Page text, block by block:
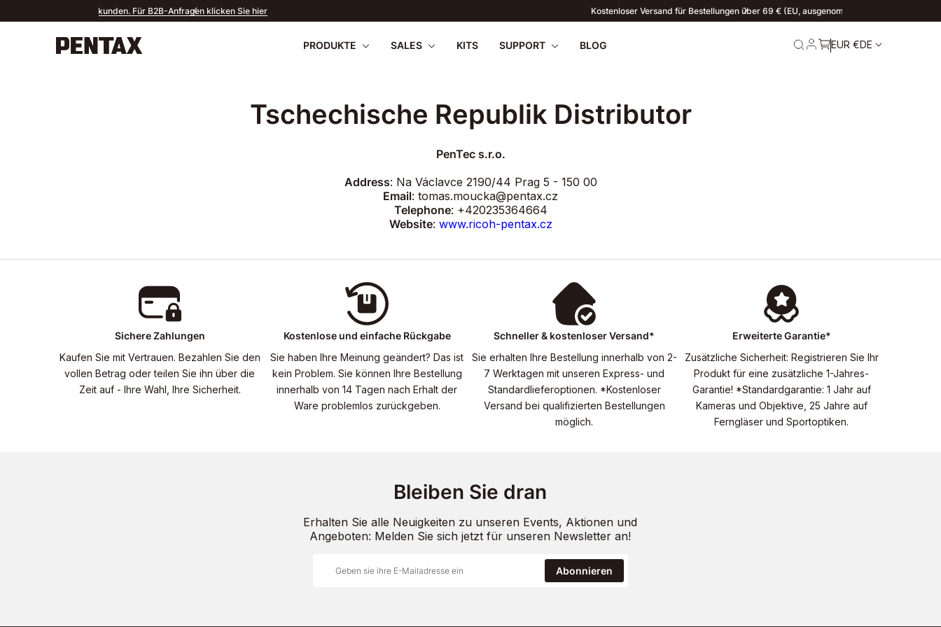
Kostenloser Versand für Bestellungen über 69 € (EU, ausgenommen Polen), 450 £ (Vereinigtes Königreich), 300 Zloty (Polen)
PRODUKTE SALES
2026
KITS SUPPORT BLOG EUR €DE
Tschechische Republik Distributor
PenTec s.r.o.
Address: Na Václavce 2190/44 Prag 5 - 150 00
Email: tomas.moucka@pentax.cz
Telephone: +420235364664
Website: www.ricoh-pentax.cz
Sichere Zahlungen
Kaufen Sie mit Vertrauen. Bezahlen Sie den
vollen Betrag oder teilen Sie ihn über die
Zeit auf - Ihre Wahl, Ihre Sicherheit.
Kostenlose und einfache Rückgabe
Sie haben Ihre Meinung geändert? Das ist
kein Problem. Sie können Ihre Bestellung
innerhalb von 14 Tagen nach Erhalt der
Ware problemlos zurückgeben.
Schneller & kostenloser Versand*
Sie erhalten Ihre Bestellung innerhalb von 2-
7 Werktagen mit unseren Express- und
Standardlieferoptionen. *Kostenloser
Versand bei qualifizierten Bestellungen
möglich.
Erweiterte Garantie*
Zusätzliche Sicherheit: Registrieren Sie Ihr
Produkt für eine zusätzliche 1-Jahres-
Garantie! *Standardgarantie: 1 Jahr auf
Kameras und Objektive, 25 Jahre auf
Ferngläser und Sportoptiken.
Bleiben Sie dran
Erhalten Sie alle Neuigkeiten zu unseren Events, Aktionen und
Angeboten: Melden Sie sich jetzt für unseren Newsletter an!
Abonnieren